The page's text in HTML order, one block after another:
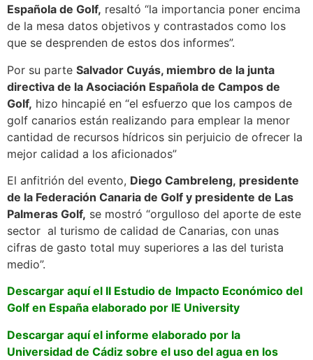
Española de Golf, resaltó “la importancia poner encima
de la mesa datos objetivos y contrastados como los
que se desprenden de estos dos informes”.
Por su parte Salvador Cuyás, miembro de la junta
directiva de la Asociación Española de Campos de
Golf, hizo hincapié en “el esfuerzo que los campos de
golf canarios están realizando para emplear la menor
cantidad de recursos hídricos sin perjuicio de ofrecer la
mejor calidad a los aficionados”
El anfitrión del evento, Diego Cambreleng, presidente
de la Federación Canaria de Golf y presidente de Las
Palmeras Golf, se mostró “orgulloso del aporte de este
sector al turismo de calidad de Canarias, con unas
cifras de gasto total muy superiores a las del turista
medio”.
Descargar aquí el II Estudio de Impacto Económico del
Golf en España elaborado por IE University
Descargar aquí el informe elaborado por la
Universidad de Cádiz sobre el uso del agua en los